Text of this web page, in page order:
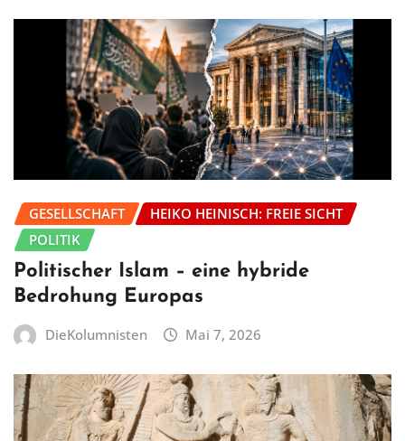
GESELLSCHAFT
HEIKO HEINISCH: FREIE SICHT
POLITIK
Politischer Islam – eine hybride
Bedrohung Europas
DieKolumnisten Mai 7, 2026